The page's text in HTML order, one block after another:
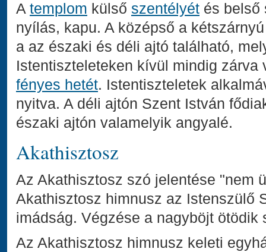
A templom külső szentélyét és belső
nyílás, kapu. A középső a
a az északi és déli ajtó található,
Istentiszteleteken kívül mindig zárva
fényes hetét. Istentiszteletek
nyitva. A déli ajtón Szent István
északi ajtón valamelyik angyalé.
Akathisztosz
Az Akathisztosz szó jelentése "nem
Akathisztosz himnusz az Istenszülő
imádság. Végzése a nagyböjt ötödik
Az Akathisztosz himnusz keleti